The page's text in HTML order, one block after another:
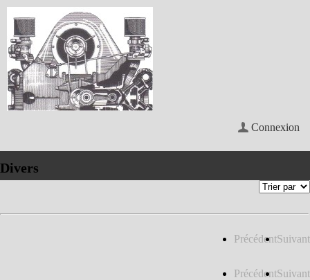
Connexion
Divers
PrécédentSuivant
PrécédentSuivant